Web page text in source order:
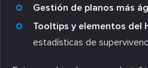
Gestión de planos más
Tooltips y elementos del
estadísticas de